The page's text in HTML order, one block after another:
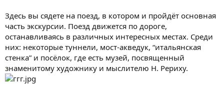
Здесь вы сядете на поезд, в котором и пройдёт основная
часть экскурсии. Поезд движется по дороге,
останавливаясь в различных интересных местах. Среди
них: некоторые туннели, мост-акведук, “итальянская
стенка” и посёлок, где есть музей, посвященный
знаменитому художнику и мыслителю Н. Рериху.